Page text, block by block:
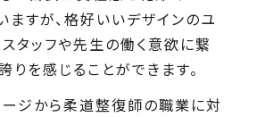
ますが、格好いいデザインのユ
スタッフや先生の働く意欲に繋
りを感じることができます。
ージから柔道整復師の職業に対